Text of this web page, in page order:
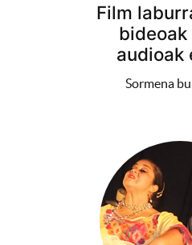
Film
bideoak
audioak
Sormena